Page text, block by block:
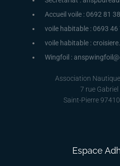
Accueil voile : 0692 81
voile habitable : 0693 46
voile habitable :
Wingfoil :
Association
7 rue Gabriel
Saint-Pierre
Espace